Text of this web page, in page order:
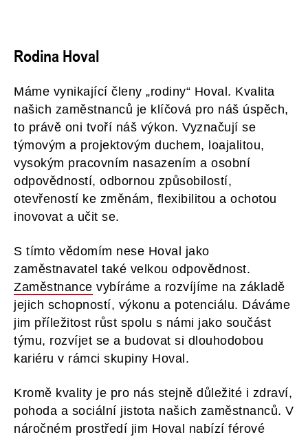
Rodina Hoval
Máme vynikající členy „rodiny“ Hoval. Kvalita
našich zaměstnanců je klíčová pro náš úspěch,
to právě oni tvoří náš výkon. Vyznačují se
týmovým a projektovým duchem, loajalitou,
vysokým pracovním nasazením a osobní
odpovědností, odbornou způsobilostí,
otevřeností ke změnám, flexibilitou a ochotou
inovovat a učit se.
S tímto vědomím nese Hoval jako
zaměstnavatel také velkou odpovědnost.
Zaměstnance vybíráme a rozvíjíme na základě
jejich schopností, výkonu a potenciálu. Dáváme
jim příležitost růst spolu s námi jako součást
týmu, rozvíjet se a budovat si dlouhodobou
kariéru v rámci skupiny Hoval.
Kromě kvality je pro nás stejně důležité i zdraví,
pohoda a sociální jistota našich zaměstnanců. V
náročném prostředí jim Hoval nabízí férové